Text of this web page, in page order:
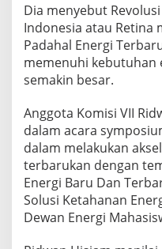
Dia menyebut
Indonesia atau Retina
Padahal Energi
memenuhi kebutuhan
semakin besar.
Anggota Komisi VII
dalam acara
dalam melakukan
terbarukan dengan
Energi Baru Dan
Solusi Ketahanan
Dewan Energi